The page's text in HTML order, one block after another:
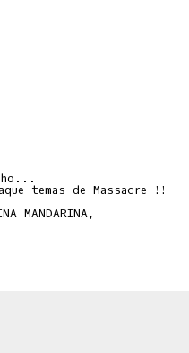
temas de Massacre !!
MANDARINA,